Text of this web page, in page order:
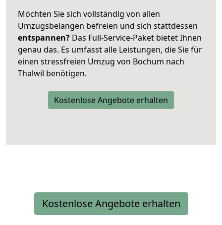
Möchten Sie sich vollständig von allen
Umzugsbelangen befreien und sich stattdessen
entspannen? Das Full-Service-Paket bietet Ihnen
genau das. Es umfasst alle Leistungen, die Sie für
einen stressfreien Umzug von Bochum nach
Thalwil benötigen.
Kostenlose Angebote erhalten
Kostenlose Angebote erhalten